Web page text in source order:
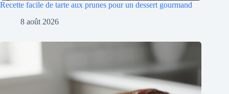
Recette facile de tarte aux prunes pour un dessert gourmand
8 août 2026